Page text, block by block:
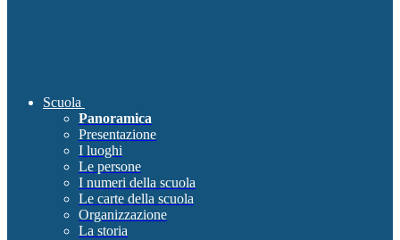
Scuola
Panoramica
Presentazione
I luoghi
Le persone
I numeri della scuola
Le carte della scuola
Organizzazione
La storia